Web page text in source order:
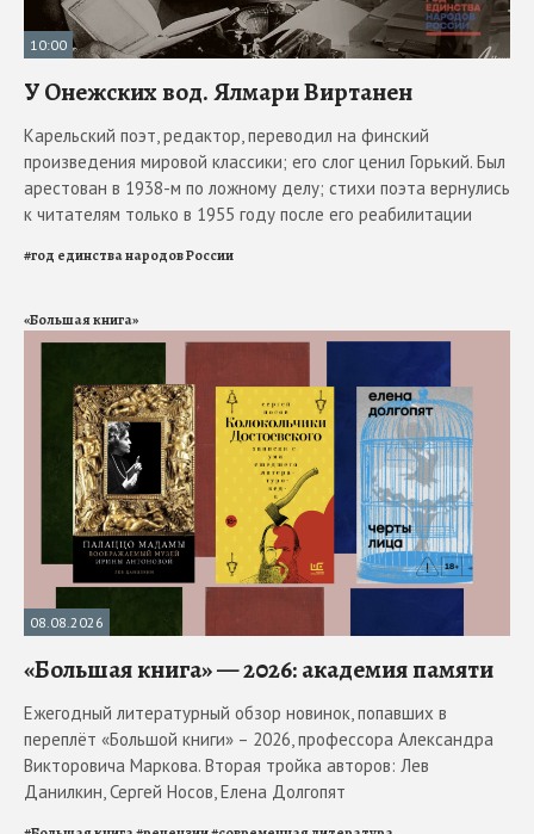
10:00
У Онежских вод. Ялмари Виртанен
Карельский поэт, редактор, переводил на финский
произведения мировой классики; его слог ценил Горький. Был
арестован в 1938-м по ложному делу; стихи поэта вернулись
к читателям только в 1955 году после его реабилитации
#год единства народов России
«Большая книга»
08.08.2026
«Большая книга» — 2026: академия памяти
Ежегодный литературный обзор новинок, попавших в
переплёт «Большой книги» – 2026, профессора Александра
Викторовича Маркова. Вторая тройка авторов: Лев
Данилкин, Сергей Носов, Елена Долгопят